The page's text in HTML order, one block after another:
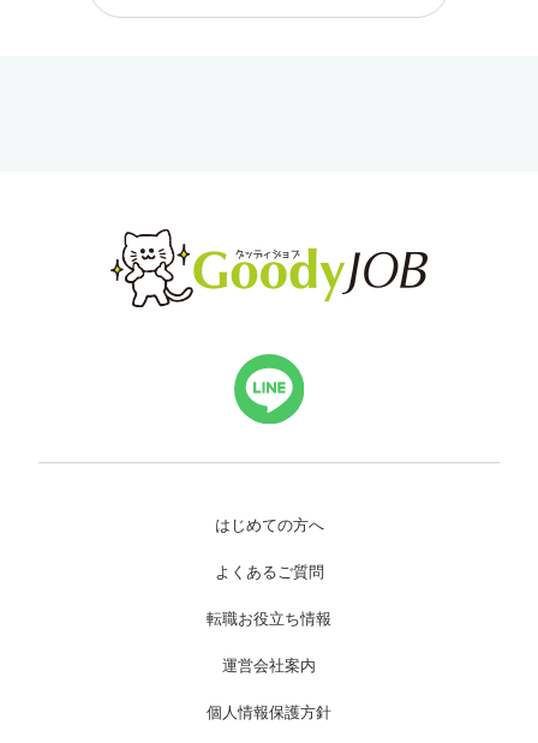
はじめての方へ
よくあるご質問
転職お役立ち情報
運営会社案内
個人情報保護方針